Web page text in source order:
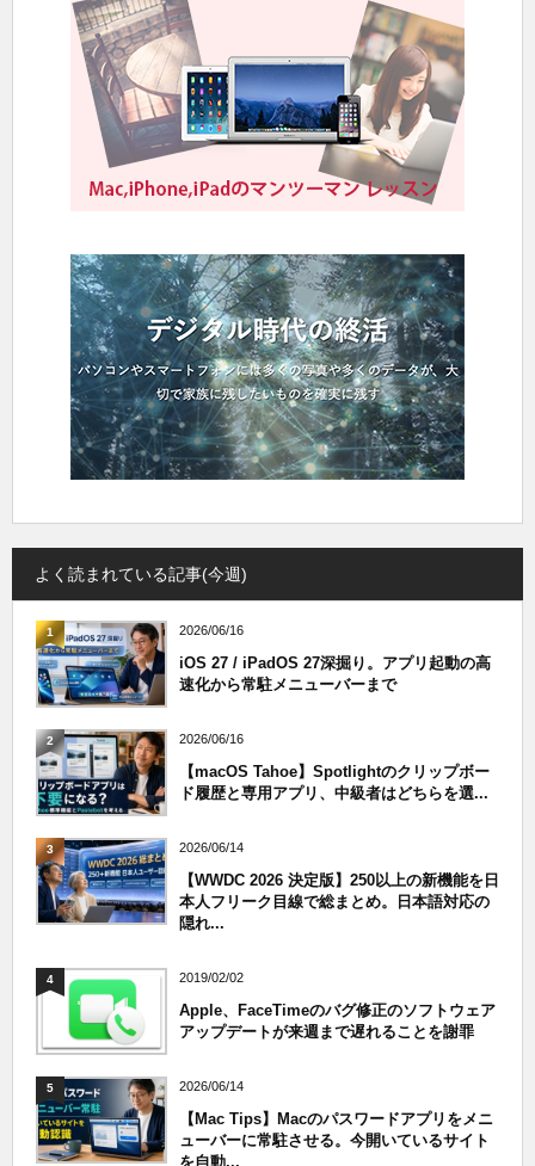
よく読まれている記事(今週)
1 2026/06/16
iOS 27 / iPadOS 27深掘り。アプリ起動の高
速化から常駐メニューバーまで
2 2026/06/16
【macOS Tahoe】Spotlightのクリップボー
ド履歴と専用アプリ、中級者はどちらを選...
3 2026/06/14
【WWDC 2026 決定版】250以上の新機能を日
本人フリーク目線で総まとめ。日本語対応の
隠れ...
4 2019/02/02
Apple、FaceTimeのバグ修正のソフトウェア
アップデートが来週まで遅れることを謝罪
5 2026/06/14
【Mac Tips】Macのパスワードアプリをメニ
ューバーに常駐させる。今開いているサイト
を自動...